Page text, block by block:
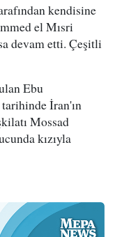
kendisine
el Mısri
devam etti. Çeşitli
Ebu
İran'ın
Mossad
kızıyla